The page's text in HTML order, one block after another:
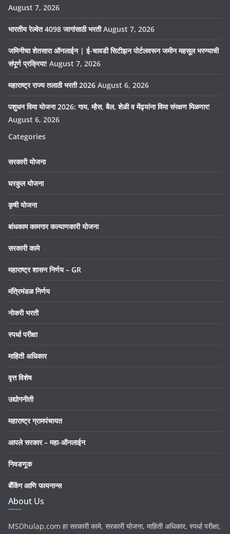
August 7, 2026
भारतीय रेल्वेत 4098 जागांसाठी भरती August 7, 2026
जमिनीचा शेतसारा ऑनलाईन | ई-चावडी सिटीझन पोर्टलवरून जमीन महसूल भरण्याची
संपूर्ण प्रक्रिया! August 7, 2026
महाराष्ट्र राज्य तलाठी भरती 2026 August 6, 2026
पशुधन विमा योजना 2026: गाय, म्हैस, बैल, शेळी व मेंढ्यांना विमा संरक्षण मिळणार!
August 6, 2026
Categories
सरकारी योजना
घरकुल योजना
कृषी योजना
बांधकाम कामगार कल्याणकारी योजना
सरकारी कामे
महाराष्ट्र शासन निर्णय – GR
मंत्रिमंडळ निर्णय
नोकरी भरती
स्पर्धा परीक्षा
माहिती अधिकार
वृत्त विशेष
उद्योगनीती
महाराष्ट्र ग्रामपंचायत
आपले सरकार – महा-ऑनलाईन
निवडणूक
बँकिंग आणि फायनान्स
About Us
MSDhulap.com हा सरकारी कामे, सरकारी योजना, माहिती अधिकार, स्पर्धा परीक्षा,